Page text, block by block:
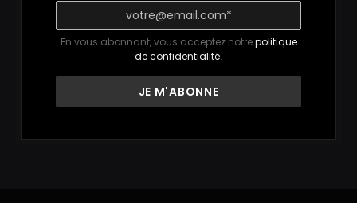
En vous abonnant, vous acceptez notrepolitique
de confidentialité.